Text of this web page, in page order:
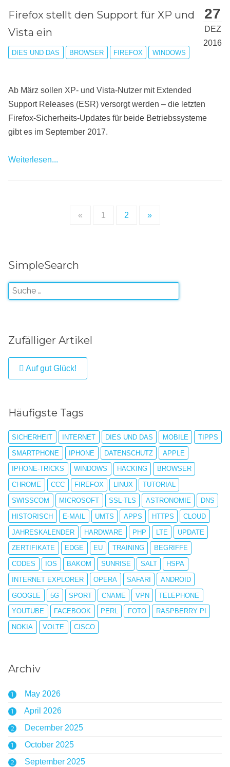
27
DEZ
2016
Firefox stellt den Support für XP und
Vista ein
DIES UND DAS BROWSER FIREFOX WINDOWS
Ab März sollen XP- und Vista-Nutzer mit Extended
Support Releases (ESR) versorgt werden – die letzten
Firefox-Sicherheits-Updates für beide Betriebssysteme
gibt es im September 2017.
Weiterlesen...
« 1 2 »
SimpleSearch
Zufälliger Artikel
Auf gut Glück!
Häufigste Tags
SICHERHEIT INTERNET DIES UND DAS MOBILE TIPPS
SMARTPHONE IPHONE DATENSCHUTZ APPLE
IPHONE-TRICKS WINDOWS HACKING BROWSER
CHROME CCC FIREFOX LINUX TUTORIAL
SWISSCOM MICROSOFT SSL-TLS ASTRONOMIE DNS
HISTORISCH E-MAIL UMTS APPS HTTPS CLOUD
JAHRESKALENDER HARDWARE PHP LTE UPDATE
ZERTIFIKATE EDGE EU TRAINING BEGRIFFE
CODES IOS BAKOM SUNRISE SALT HSPA
INTERNET EXPLORER OPERA SAFARI ANDROID
GOOGLE 5G SPORT CNAME VPN TELEPHONE
YOUTUBE FACEBOOK PERL FOTO RASPBERRY PI
NOKIA VOLTE CISCO
Archiv
1 May 2026
1 April 2026
2 December 2025
1 October 2025
2 September 2025